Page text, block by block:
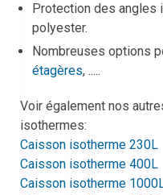
Protection des angles
polyester.
Nombreuses options
étagères, .....
Voir également nos
isothermes:
Caisson isotherme 230L
Caisson isotherme 400L
Caisson isotherme